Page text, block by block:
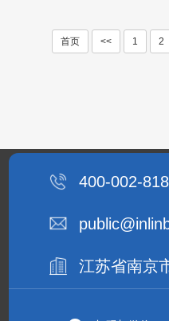
首页 << 1 2
400-002-
江苏省南京